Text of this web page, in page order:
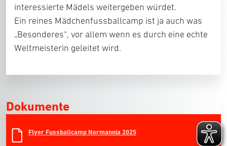
interessierte Mädels weitergeben würdet.
Ein reines Mädchenfussballcamp ist ja auch was
„Besonderes“, vor allem wenn es durch eine echte
Weltmeisterin geleitet wird.
Dokumente
Flyer Fussballcamp Normannia 2025